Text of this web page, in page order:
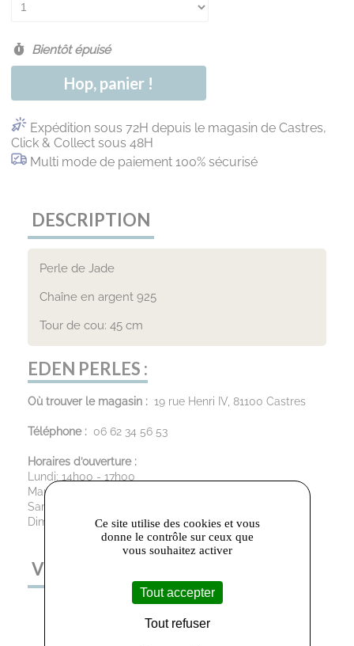
Bientôt épuisé
Hop, panier !
Expédition sous 72H depuis le magasin de Castres,
Click & Collect sous 48H
Multi mode de paiement 100% sécurisé
DESCRIPTION
Perle de Jade
Chaîne en argent 925
Tour de cou: 45 cm
EDEN PERLES :
Où trouver le magasin : 19 rue Henri IV, 81100 Castres
Téléphone : 06 62 34 56 53
Horaires d’ouverture :
Lundi: 14h00 - 17h00
Mardi au Vendredi : 09h30 - 12h00 / 13h30 - 19h00
Samedi: 09h30 - 12h00 / 13h30 - 18h30
Dimanche : Fermé
VOUS AIMEREZ AUSSI
Ce site utilise des cookies et vous
donne le contrôle sur ceux que
vous souhaitez activer
Tout accepter
Tout refuser